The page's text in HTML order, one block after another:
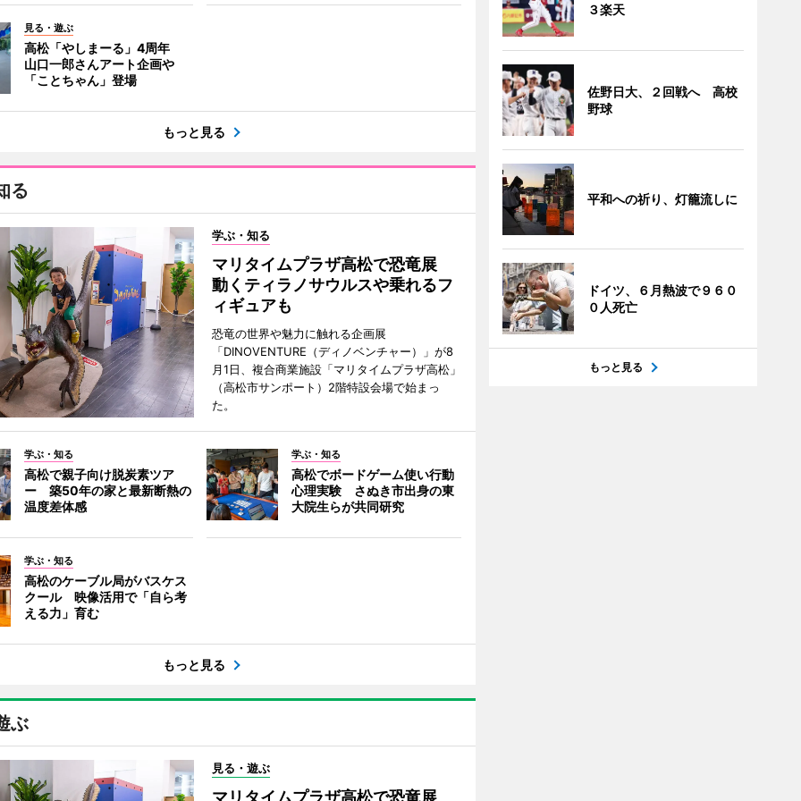
見る・遊ぶ
高松「やしまーる」4周年
山口一郎さんアート企画や
「ことちゃん」登場
もっと見る
る
学ぶ・知る
マリタイムプラザ高松で恐竜展
動くティラノサウルスや乗れるフ
ィギュアも
恐竜の世界や魅力に触れる企画展
「DINOVENTURE（ディノベンチャー）」が8
月1日、複合商業施設「マリタイムプラザ高松」
（高松市サンポート）2階特設会場で始まっ
た。
学ぶ・知る
高松で親子向け脱炭素ツア
ー 築50年の家と最新断熱の
温度差体感
学ぶ・知る
高松でボードゲーム使い行動
心理実験 さぬき市出身の東
大院生らが共同研究
学ぶ・知る
高松のケーブル局がバスケス
クール 映像活用で「自ら考
える力」育む
もっと見る
ぶ
見る・遊ぶ
マリタイムプラザ高松で恐竜展
３楽天
佐野日大、２回戦へ 高校
野球
平和への祈り、灯籠流しに
ドイツ、６月熱波で９６０
０人死亡
もっと見る